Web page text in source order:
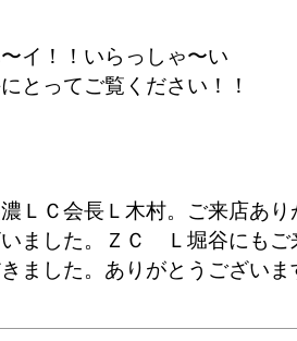
イ！！いらっしゃ〜い
とってご覧ください！！
ＬＣ会長Ｌ木村。ご来店あり
ました。ＺＣ Ｌ堀谷にもご
ました。ありがとうございま